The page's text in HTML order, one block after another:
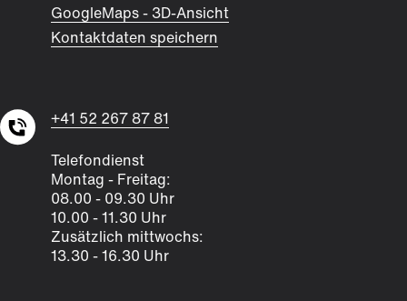
GoogleMaps - 3D-Ansicht
Kontaktdaten speichern
+41 52 267 87 81
Telefondienst
Montag - Freitag:
08.00 - 09.30 Uhr
10.00 - 11.30 Uhr
Zusätzlich mittwochs:
13.30 - 16.30 Uhr